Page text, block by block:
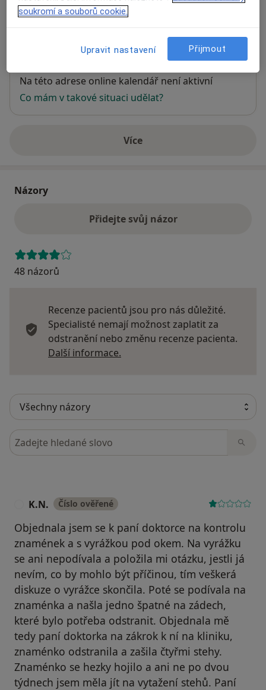
Poliklinika Dobrovského 23,
Přiblížit mapuse otevře v nové záložce
Dostupnost
Na této adrese online kalendář není aktivní
Co mám v takové situaci udělat?
Víceo adrese
Názory
Přidejte svůj názor
48 názorů
Recenze pacientů jsou pro nás důležité.
Specialisté nemají možnost zaplatit za
odstranění nebo změnu recenze pacienta.
Další informace.
Hledejte v názorech
K.N. Číslo ověřené
Objednala jsem se k paní doktorce na kontrolu
znamének a s vyrážkou pod okem. Na vyrážku
se ani nepodívala a položila mi otázku, jestli já
nevím, co by mohlo být příčinou, tím veškerá
diskuze o vyrážce skončila. Poté se podívala na
znaménka a našla jedno špatné na zádech,
které bylo potřeba odstranit. Objednala mě
tedy paní doktorka na zákrok k ní na kliniku,
znaménko odstranila a zašila čtyřmi stehy.
Znaménko se hezky hojilo a ani ne po dvou
týdnech jsem měla jít na vytažení stehů. Paní
soukromí a souborů cookie.
Upravit nastavení Přijmout